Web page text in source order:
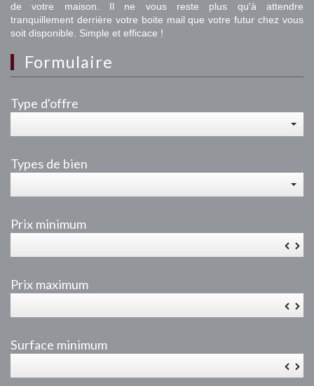
de votre maison. Il ne vous reste plus qu'à attendre
tranquillement derrière votre boite mail que votre futur chez vous
soit disponible. Simple et efficace !
formulaire
Type d'offre
Types de bien
Prix minimum
▼
Prix maximum
▼
Surface minimum
▼